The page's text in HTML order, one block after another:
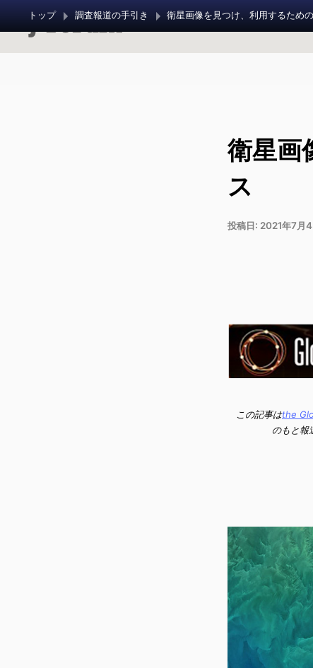
トップ 調査報道の手引き 衛星画像を見つけ、利用するため
衛星画
ス
投稿日: 2021年7月4
この記事はthe
のもと報